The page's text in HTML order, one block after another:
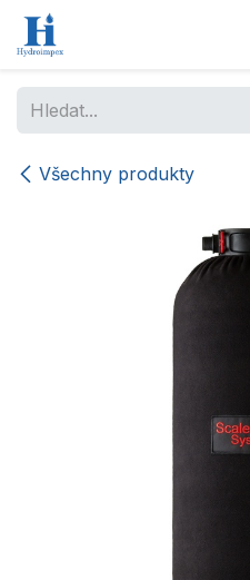
Přejít na obsah
Všechny produkty